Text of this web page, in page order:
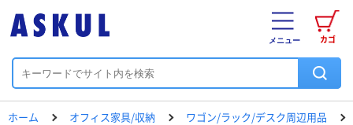
カゴ
メニュー
ホーム オフィス家具/収納 ワゴン/ラック/デスク周辺用品